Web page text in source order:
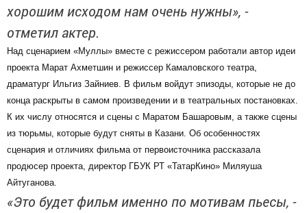
хорошим исходом нам очень нужны», -
отметил актер.
Над сценарием «Муллы» вместе с режиссером работали автор идеи
проекта Марат Ахметшин и режиссер Камаловского театра,
драматург Ильгиз Зайниев. В фильм войдут эпизоды, которые не до
конца раскрыты в самом произведении и в театральных постановках.
К их числу относятся и сцены с Маратом Башаровым, а также сцены
из тюрьмы, которые будут сняты в Казани. Об особенностях
сценария и отличиях фильма от первоисточника рассказала
продюсер проекта, директор ГБУК РТ «ТатарКино» Миляуша
Айтуганова.
«Это будет фильм именно по мотивам пьесы, -